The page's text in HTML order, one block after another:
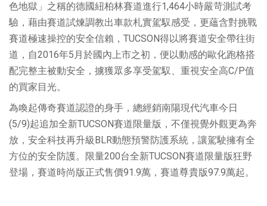
色地獄」之稱的德國紐柏林賽道進行1,464小時嚴苛測試考
驗，藉由賽道試煉調教出車款札實駕馭感受，更蘊含對挑戰
賽道極速操控的安全信賴，TUCSON得以將賽道安全帶往街
道，自2016年5月於國內上市之初，便以動感的歐化跑格搭
配完整主被動安全，擄獲眾多享受駕馭、重視安全高C/P值
的買家目光。
為喚起傳奇賽道認證的身手，總經銷南陽現代汽車今日
(5/9)起追加全新TUCSON賽道限量版，不僅視覺外觀更為奔
放，安全科技再升級BLR動態預警防護系統，讓駕駛擁有全
方位的安全防護。限量200台全新TUCSON賽道限量版狂野
登場，賽道時尚版正式售價91.9萬，賽道尊貴版97.9萬起。